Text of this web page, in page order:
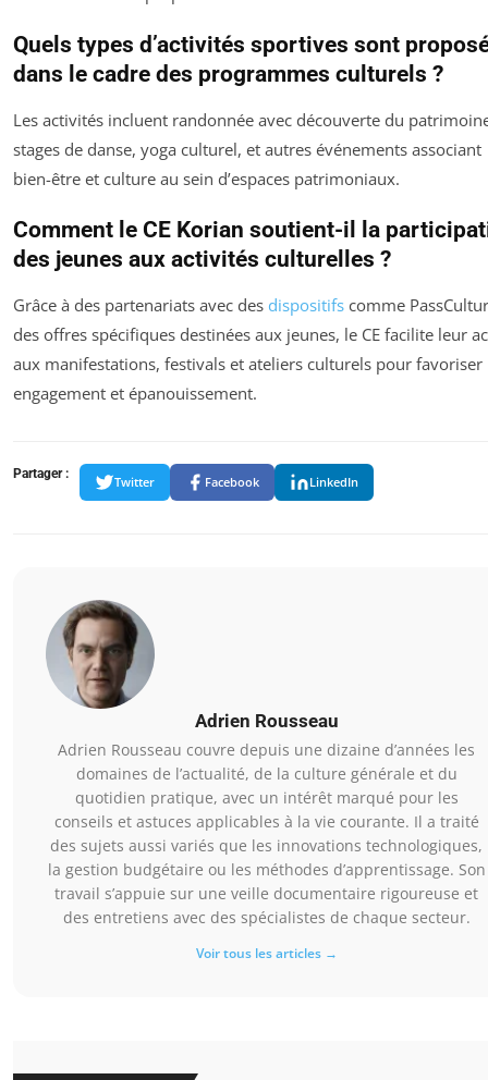
Quels types d’activités sportives sont
dans le cadre des programmes culturels ?
Les activités incluent randonnée avec découverte du
stages de danse, yoga culturel, et autres événements associant
bien-être et culture au sein d’espaces patrimoniaux.
Comment le CE Korian soutient-il la
des jeunes aux activités culturelles ?
Grâce à des partenariats avec des dispositifs comme
des offres spécifiques destinées aux jeunes, le CE facilite leur
aux manifestations, festivals et ateliers culturels pour favoriser
engagement et épanouissement.
Partager :
Twitter Facebook LinkedIn
Adrien Rousseau
Adrien Rousseau couvre depuis une dizaine d’années les
domaines de l’actualité, de la culture générale et du
quotidien pratique, avec un intérêt marqué pour les
conseils et astuces applicables à la vie courante. Il a traité
des sujets aussi variés que les innovations technologiques,
la gestion budgétaire ou les méthodes d’apprentissage. Son
travail s’appuie sur une veille documentaire rigoureuse et
des entretiens avec des spécialistes de chaque secteur.
Voir tous les articles →